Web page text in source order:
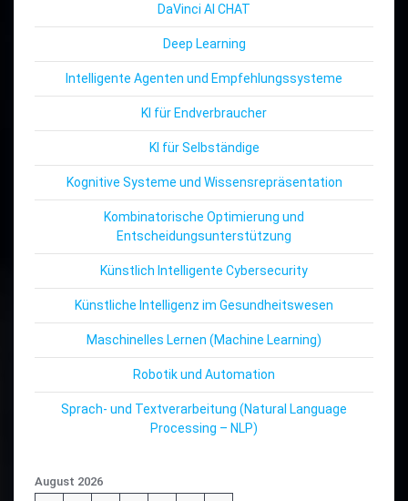
DaVinci AI CHAT
Deep Learning
Intelligente Agenten und Empfehlungssysteme
KI für Endverbraucher
KI für Selbständige
Kognitive Systeme und Wissensrepräsentation
Kombinatorische Optimierung und
Entscheidungsunterstützung
Künstlich Intelligente Cybersecurity
Künstliche Intelligenz im Gesundheitswesen
Maschinelles Lernen (Machine Learning)
Robotik und Automation
Sprach- und Textverarbeitung (Natural Language
Processing – NLP)
August 2026